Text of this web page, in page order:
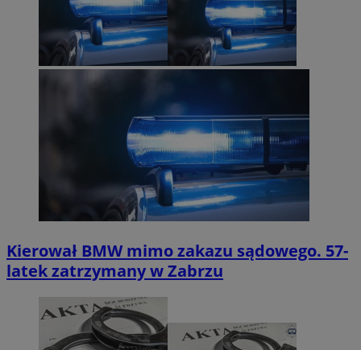
Kierował BMW mimo zakazu sądowego. 57-
latek zatrzymany w Zabrzu